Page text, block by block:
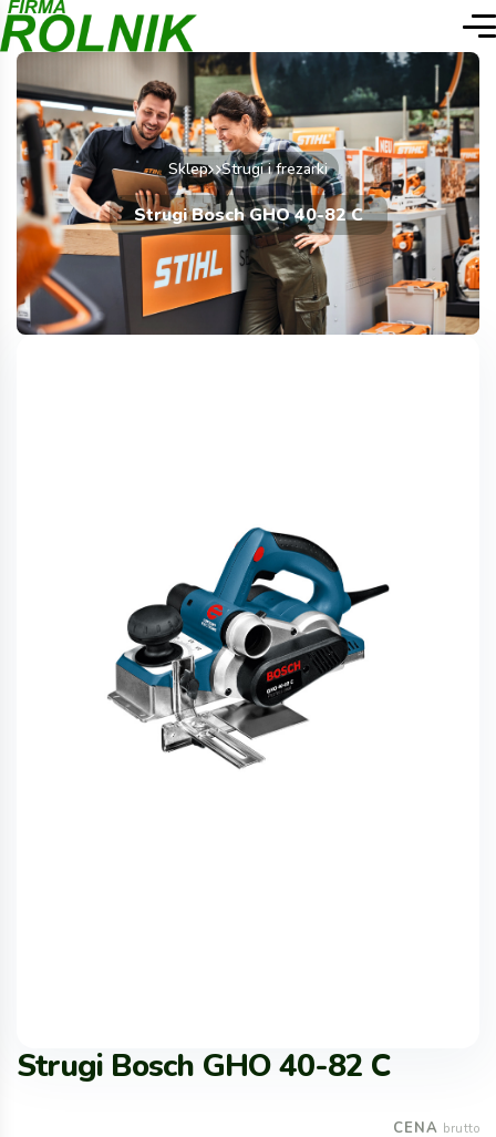
Sklep Strugi i frezarki
Strugi Bosch GHO 40-82 C
Strugi Bosch GHO 40-82 C
CENA brutto